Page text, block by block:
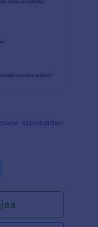
asiakkaiden